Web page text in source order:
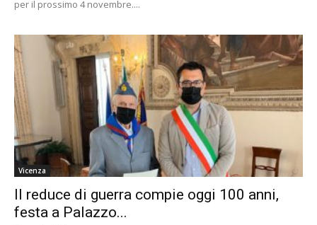
per il prossimo 4 novembre....
Vicenza
Il reduce di guerra compie oggi 100 anni,
festa a Palazzo...